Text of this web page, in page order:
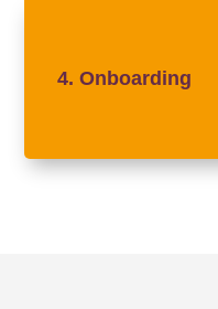
4. Onboarding
neuen
neuen Arbeitsplatz